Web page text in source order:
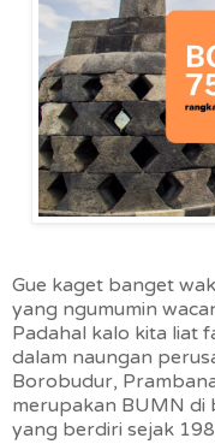
Gue kaget banget
yang ngumumin
Padahal kalo kita liat
dalam naungan
Borobudur,
merupakan BUMN di
yang berdiri sejak